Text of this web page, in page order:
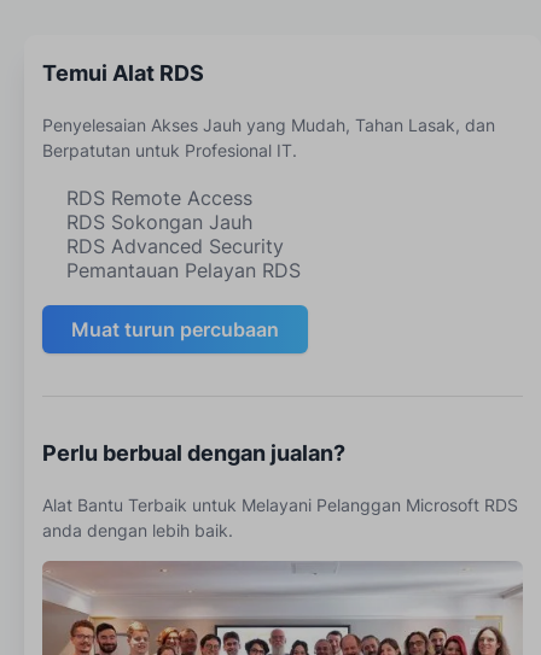
Temui Alat RDS
Penyelesaian Akses Jauh yang Mudah, Tahan Lasak, dan
Berpatutan untuk Profesional IT.
RDS Remote Access
RDS Sokongan Jauh
RDS Advanced Security
Pemantauan Pelayan RDS
Muat turun percubaan
Perlu berbual dengan jualan?
Alat Bantu Terbaik untuk Melayani Pelanggan Microsoft RDS
anda dengan lebih baik.